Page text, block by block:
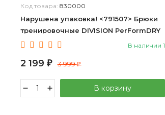
Код товара: 830000
Нарушена упаковка! <791507> Брюки
тренировочные DIVISION PerFormDRY
Pro Training Pants, темно-синий JÖGEL
В наличии 1
2 199 ₽ 3 999₽
В корзину